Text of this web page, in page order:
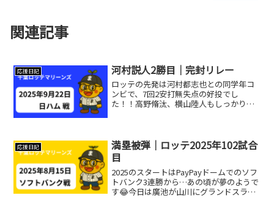
関連記事
応援日記 河村説人2勝目｜完封リレー
ロッテの先発は河村都志也との同学年コ
ンビで、7回2安打無失点の好投でし
た！！高野脩汰、横山陸人もしっかり抑
で勝利！3連敗はまぬ...
応援日記
満塁被弾｜ロッテ2025年102試合
目
2025のスタートはPayPayドームでのソフ
トバンク3連勝から…あの頃が夢のようで
す😂今日は廣池が山川にグランドスラム